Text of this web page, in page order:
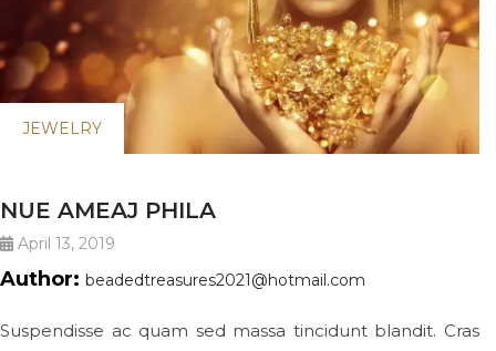
JEWELRY
NUE AMEAJ PHILA
April 13, 2019
Author: beadedtreasures2021@hotmail.com
Suspendisse ac quam sed massa tincidunt blandit. Cras